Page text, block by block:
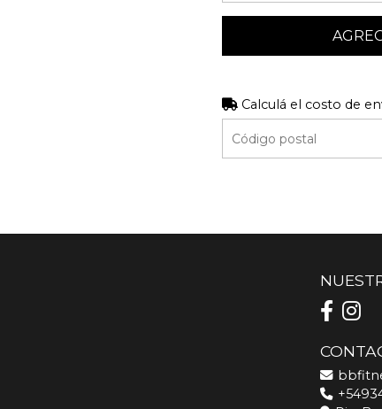
Calculá el costo de